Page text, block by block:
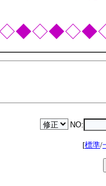
NO:
[標準/